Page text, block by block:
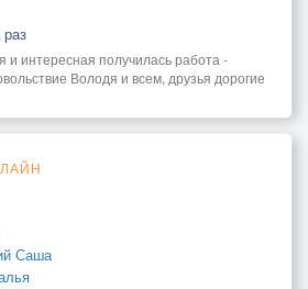
и интересная получилась работа -
Володя и всем, друзья дорогие
Саша